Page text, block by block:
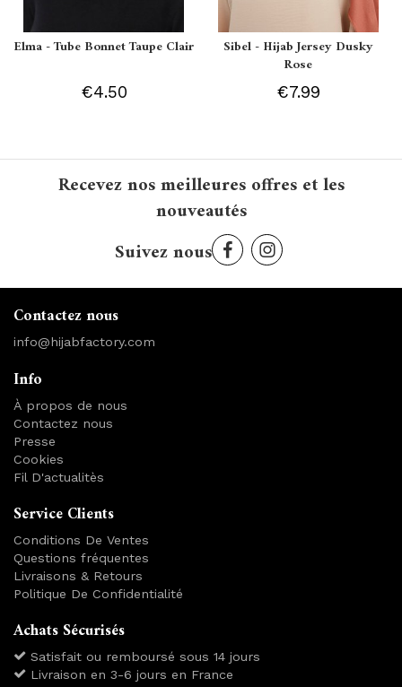
Elma - Tube Bonnet Taupe Clair
€4.50
Sibel - Hijab Jersey Dusky
Rose
€7.99
Recevez nos meilleures offres et les
nouveautés
Suivez nous
Contactez nous
info@hijabfactory.com
Info
À propos de nous
Contactez nous
Presse
Cookies
Fil D'actualitès
Service Clients
Conditions De Ventes
Questions fréquentes
Livraisons & Retours
Politique De Confidentialité
Achats Sécurisés
Satisfait ou remboursé sous 14 jours
Livraison en 3-6 jours en France